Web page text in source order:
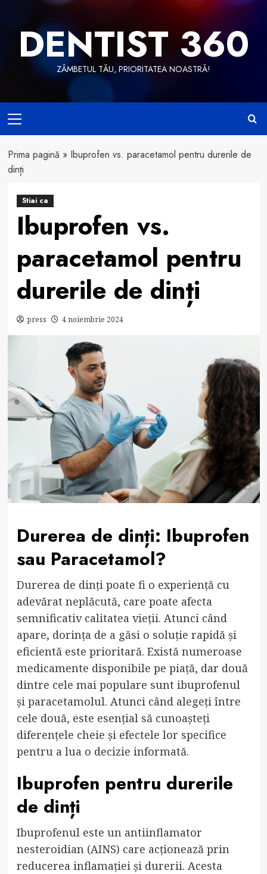
contentDENTIST 360
ZÂMBETUL TĂU, PRIORITATEA NOASTRĂ!
Menu
Prima pagină » Ibuprofen vs. paracetamol pentru durerile de
dinți
Stiai ca
Ibuprofen vs.
paracetamol pentru
durerile de dinți
press 4 noiembrie 2024
Durerea de dinți: Ibuprofen
sau Paracetamol?
Durerea de dinți poate fi o experiență cu
adevărat neplăcută, care poate afecta
semnificativ calitatea vieții. Atunci când
apare, dorința de a găsi o soluție rapidă și
eficientă este prioritară. Există numeroase
medicamente disponibile pe piață, dar două
dintre cele mai populare sunt ibuprofenul
și paracetamolul. Atunci când alegeți între
cele două, este esențial să cunoașteți
diferențele cheie și efectele lor specifice
pentru a lua o decizie informată.
Ibuprofen pentru durerile
de dinți
Ibuprofenul este un antiinflamator
nesteroidian (AINS) care acționează prin
reducerea inflamației și durerii. Acesta